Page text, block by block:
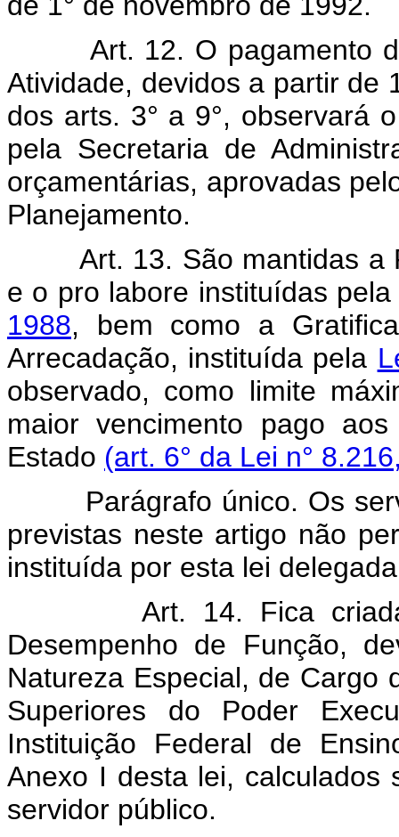
Art. 12. O pagamento
Atividade, devidos a partir de
dos arts. 3° a 9°, observará
pela Secretaria de
orçamentárias, aprovadas
Planejamento.
Art. 13. São mantidas a
e o pro labore instituídas
1988, bem como a
Arrecadação, instituída pela
observado, como limite
maior vencimento pago
Estado (art. 6° da Lei n°
Parágrafo único. Os
previstas neste artigo não
instituída por esta lei
Art. 14. Fica
Desempenho de Função,
Natureza Especial, de Cargo
Superiores do Poder
Instituição Federal de
Anexo I desta lei, calculados
servidor público.